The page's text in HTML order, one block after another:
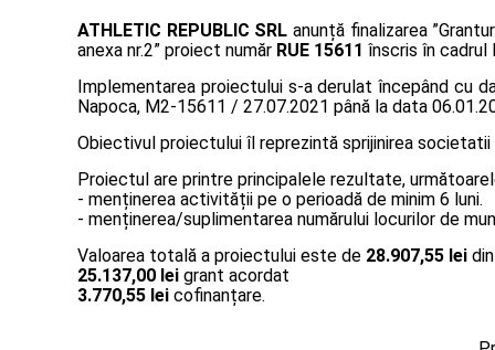
ATHLETIC REPUBLIC SRL anunță finalizarea
anexa nr.2” proiect număr RUE 15611 înscris în cadrul
Implementarea proiectului s-a derulat începând cu
Napoca, M2-15611 / 27.07.2021 până la data
Obiectivul proiectului îl reprezintă sprijinirea societatii
Proiectul are printre principalele rezultate,
- menținerea activității pe o perioadă de minim 6 luni.
- menținerea/suplimentarea numărului locurilor de
Valoarea totală a proiectului este de 28.907,55 lei
25.137,00 lei grant acordat
3.770,55 lei cofinanțare.